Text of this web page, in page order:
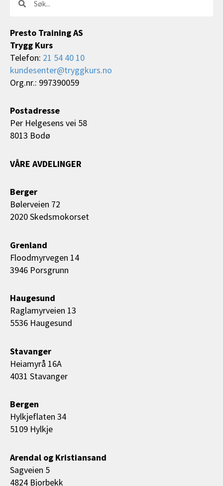
Presto Training AS
Trygg Kurs
Telefon: 21 54 40 10
kundesenter@tryggkurs.no
Org.nr.: 997390059
Postadresse
Per Helgesens vei 58
8013 Bodø
VÅRE AVDELINGER
Berger
Bølerveien 72
2020 Skedsmokorset
Grenland
Floodmyrvegen 14
3946 Porsgrunn
Haugesund
Raglamyrveien 13
5536 Haugesund
Stavanger
Heiamyrå 16A
4031 Stavanger
Bergen
Hylkjeflaten 34
5109 Hylkje
Arendal og Kristiansand
Sagveien 5
4824 Bjorbekk